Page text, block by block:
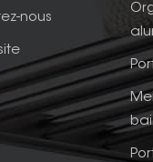
nous